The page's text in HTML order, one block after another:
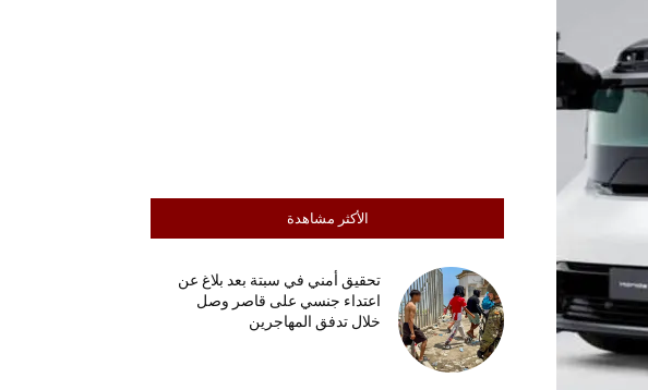
الأكثر مشاهدة
تحقيق أمني في سبتة بعد بلاغ عن
اعتداء جنسي على قاصر وصل
خلال تدفق المهاجرين